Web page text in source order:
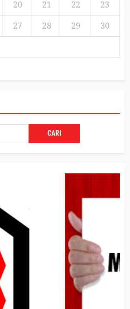
20 21 22
23
27 28 29
30
CARI